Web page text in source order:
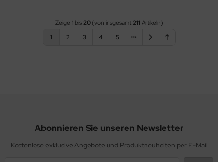
Zeige 1bis20(von insgesamt211Artikeln)
1
2 3 4 5
Abonnieren Sie unseren Newsletter
Kostenlose exklusive Angebote und Produktneuheiten per E-Mail